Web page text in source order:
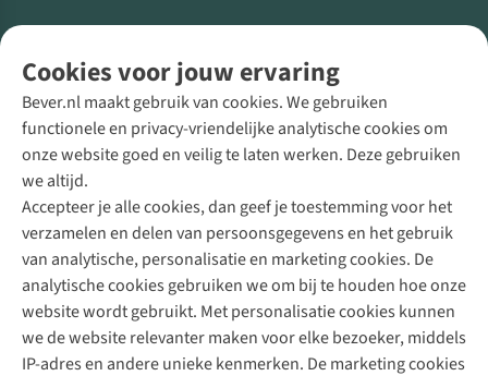
Cookies voor jouw ervaring
Bever.nl maakt gebruik van cookies. We gebruiken
functionele en privacy-vriendelijke analytische cookies om
onze website goed en veilig te laten werken. Deze gebruiken
we altijd.
Accepteer je alle cookies, dan geef je toestemming voor het
verzamelen en delen van persoonsgegevens en het gebruik
van analytische, personalisatie en marketing cookies. De
analytische cookies gebruiken we om bij te houden hoe onze
website wordt gebruikt. Met personalisatie cookies kunnen
we de website relevanter maken voor elke bezoeker, middels
IP-adres en andere unieke kenmerken. De marketing cookies
Direct advies van een Buitenexpert
+31 (0)85 888 50 88
+31 6 12 28 49 80
Contactformulier